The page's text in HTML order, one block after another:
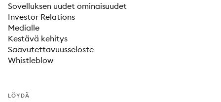
Sovelluksen uudet ominaisuudet
Investor Relations
Medialle
Kestävä kehitys
Saavutettavuusseloste
Whistleblow
LÖYDÄ